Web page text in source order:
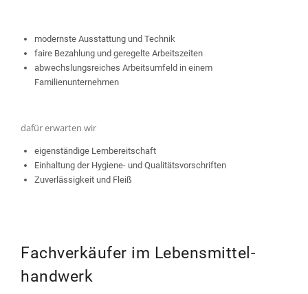
modernste Ausstattung und Technik
faire Bezahlung und geregelte Arbeitszeiten
abwechslungsreiches Arbeitsumfeld in einem
Familienunternehmen
dafür erwarten wir
eigenständige Lernbereitschaft
Einhaltung der Hygiene- und Qualitätsvorschriften
Zuverlässigkeit und Fleiß
Fachverkäufer im Lebensmittel­
handwerk